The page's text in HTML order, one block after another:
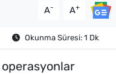
A- A+
Okunma Süresi: 1 Dk